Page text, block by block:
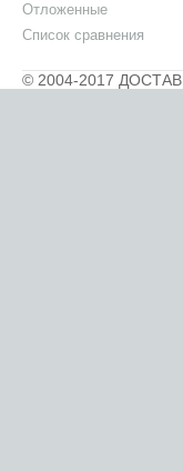
Отложенные
Список сравнения
© 2004-2017